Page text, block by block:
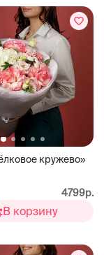
кружево»
4799р.
В корзину